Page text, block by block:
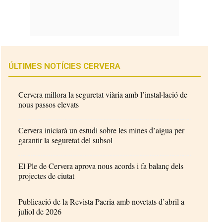
ÚLTIMES NOTÍCIES CERVERA
Cervera millora la seguretat viària amb l’instal·lació de
nous passos elevats
Cervera iniciarà un estudi sobre les mines d’aigua per
garantir la seguretat del subsol
El Ple de Cervera aprova nous acords i fa balanç dels
projectes de ciutat
Publicació de la Revista Paeria amb novetats d’abril a
juliol de 2026